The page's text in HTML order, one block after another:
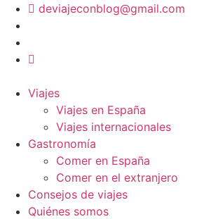
contenido
deviajeconblog@gmail.com
Viajes
Viajes en España
Viajes internacionales
Gastronomía
Comer en España
Comer en el extranjero
Consejos de viajes
Quiénes somos